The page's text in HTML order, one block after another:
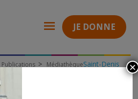
JE DONNE
Publications MédiathèqueSaint-Denis
: inauguration du Chalet réhabilité aux
×